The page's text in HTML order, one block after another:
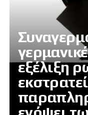
εξέλιξη